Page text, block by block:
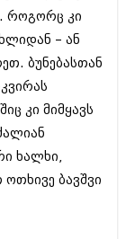
როგორც კი
– ან
ბუნებასთან
კი მიმყავს
ხალხი,
ოთხივე ბავშვი